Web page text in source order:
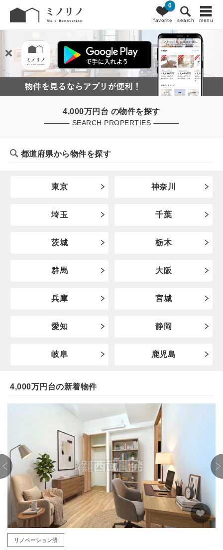
favorite
0
search menu
4,000万円台 の物件を探す
SEARCH PROPERTIES
都道府県から物件を探す
東京 神奈川
埼玉 千葉
茨城 栃木
群馬 大阪
兵庫 宮城
愛知 静岡
岐阜 鹿児島
4,000万円台の新着物件
リノベーション済